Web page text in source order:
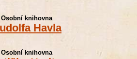
Osobní knihovna
Havla
Osobní knihovna